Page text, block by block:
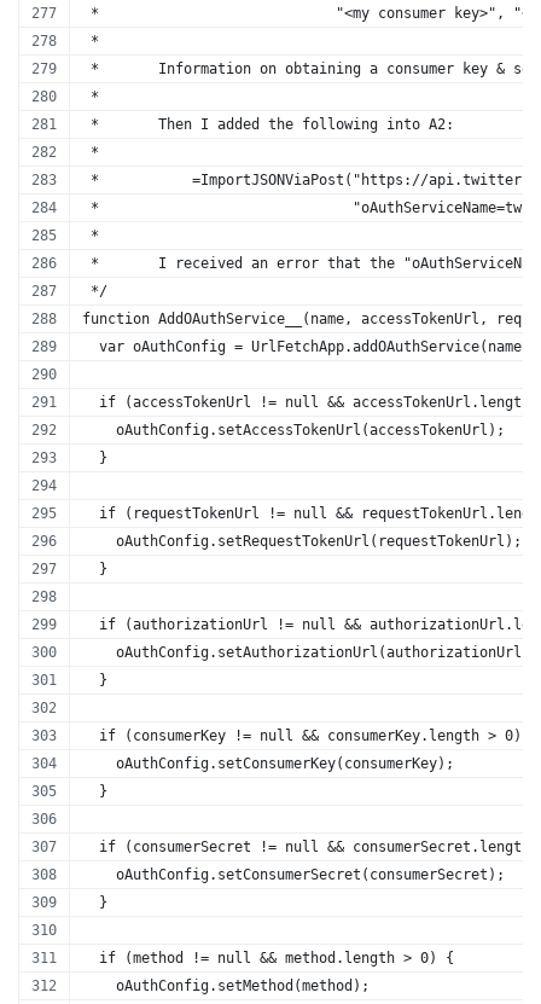
*                            "<my consumer key>", "<my
*
*       Information on obtaining a consumer key &
*
*       Then I added the following into A2:
*
*           =ImportJSONViaPost("https://
*
*
*       I received an error that the
*/
function AddOAuthService__(name, accessTokenUrl,
  var oAuthConfig = UrlFetchApp.addOAuthService(name);
if (accessTokenUrl != null && accessTokenUrl.length
    oAuthConfig.setAccessTokenUrl(accessTokenUrl);
  }
if (requestTokenUrl != null &&
    oAuthConfig.setRequestTokenUrl(requestTokenUrl);
  }
if (authorizationUrl != null &&
    oAuthConfig.setAuthorizationUrl(authorizationUrl);
  }
  if (consumerKey != null && consumerKey.length > 0) {
    oAuthConfig.setConsumerKey(consumerKey);
  }
if (consumerSecret != null && consumerSecret.length
    oAuthConfig.setConsumerSecret(consumerSecret);
  }
  if (method != null && method.length > 0) {
    oAuthConfig.setMethod(method);